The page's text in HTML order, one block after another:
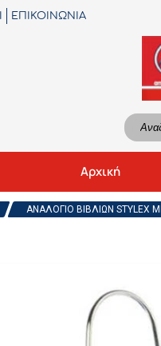
ΕΠΙΚΟΙΝΩΝΙΑ
Αρχική
ΑΝΑΛΟΓΙΟ ΒΙΒΛΙΩΝ STYLEX